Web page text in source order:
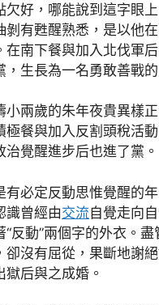
欠好，哪能說到這字眼
剝有甦醒熟悉，是以他
在南下餐與加入北伐軍
，生長為一名勇敢善戰的
小兩歲的朱年夜貴異樣
極餐與加入反割頭稅活
治覺醒進步后也進了黨。
有必定反動思惟覺醒的
識曾經由交流自覺走向
“反動”兩個字的外衣。
卻沒有屈從，果斷地謝
獄后與之成婚。